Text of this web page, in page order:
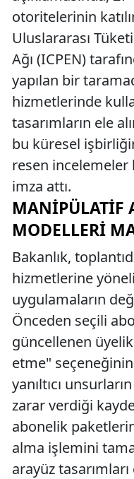
otoritelerinin
Uluslararası
Ağı (ICPEN)
yapılan bir
hizmetlerinde
tasarımların ele
bu küresel
resen incelemeler
imza attı.
MANIPÜLATIF
MODELLERI
Bakanlık,
hizmetlerine
uygulamaların
Önceden seçili
güncellenen
etme"
yanıltıcı
zarar verdiği
abonelik
alma işlemini
arayüz